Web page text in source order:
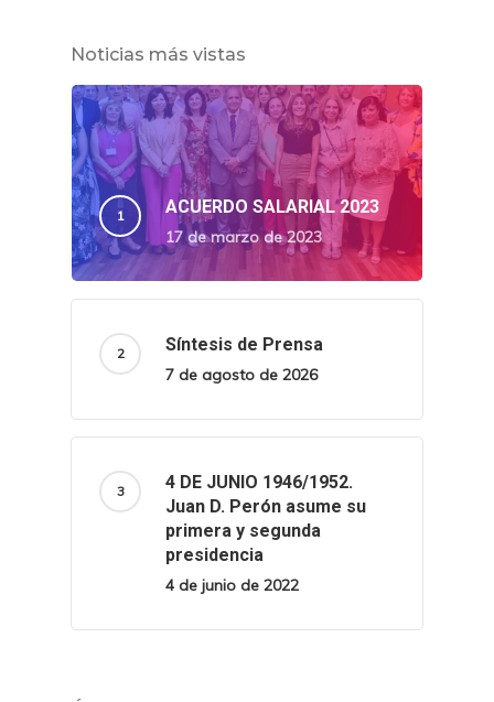
Noticias más vistas
ACUERDO SALARIAL 2023
17 de marzo de 2023
Síntesis de Prensa
7 de agosto de 2026
4 DE JUNIO 1946/1952.
Juan D. Perón asume su
primera y segunda
presidencia
4 de junio de 2022